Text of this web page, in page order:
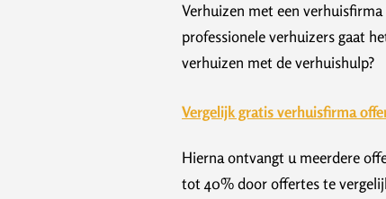
Verhuizen met een
professionele verhuizers gaat
verhuizen met de verhuishulp?
Vergelijk gratis verhuisfirma
Hierna ontvangt u meerdere
tot 40% door offertes te